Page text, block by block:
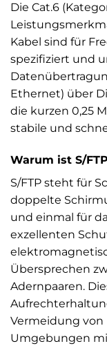
Die Cat.6
Kabel sind für
spezifiziert und
Ethernet) über
die kurzen 0,25
stabile und
Warum ist S/
S/FTP steht für
doppelte
und einmal für
exzellenten
Übersprechen
Adernpaaren.
Vermeidung von
Umgebungen